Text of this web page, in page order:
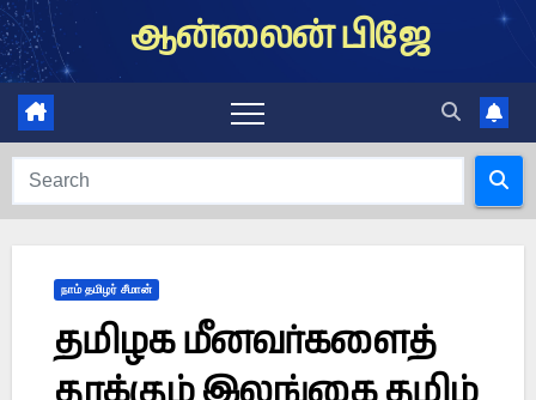
Skip
to
content
ஆன்லைன் பிஜே
நாம் தமிழர் சீமான்
தமிழக மீனவர்களைத்